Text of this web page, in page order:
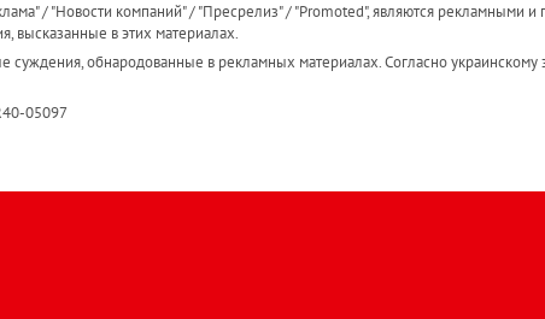
/ "Новости компаний" / "Пресрелиз" / "Promoted", являются рекламными и
высказанные в этих материалах.
суждения, обнародованные в рекламных материалах. Согласно украинскому
05097